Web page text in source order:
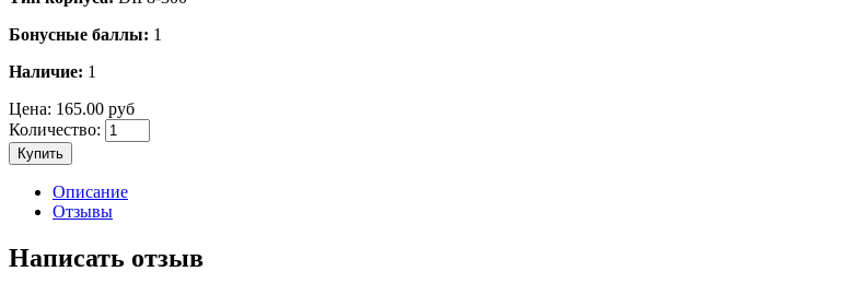
Бонусные баллы: 1
Наличие: 1
Цена: 165.00 руб
Количество:
Купить
Описание
Отзывы
Написать отзыв